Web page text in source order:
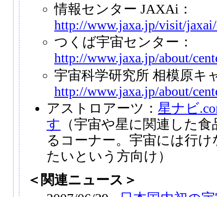
情報センター JAXAi：
http://www.jaxa.jp/visit/
つくば宇宙センター：
http://www.jaxa.jp/about/
宇宙科学研究所 相模原キ
http://www.jaxa.jp/about/
アストロアーツ： 星ナビ
す （宇宙や星に関連した
るコーナー。宇宙には行
たいという方向け）
＜関連ニュース＞